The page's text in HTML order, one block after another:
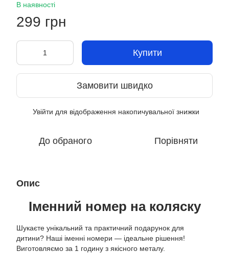
В наявності
299 грн
Купити
Замовити швидко
Увійти для відображення накопичувальної знижки
До обраного Порівняти
Опис
Іменний номер на коляску
Шукаєте унікальний та практичний подарунок для
дитини? Наші іменні номери — ідеальне рішення!
Виготовляємо за 1 годину з якісного металу.